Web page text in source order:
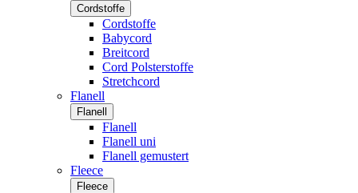
Cordstoffe
Cordstoffe
Babycord
Breitcord
Cord Polsterstoffe
Stretchcord
Flanell
Flanell
Flanell
Flanell uni
Flanell gemustert
Fleece
Fleece